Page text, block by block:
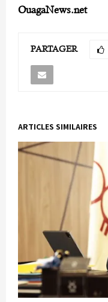
OuagaNews.net
PARTAGER
ARTICLES SIMILAIRES